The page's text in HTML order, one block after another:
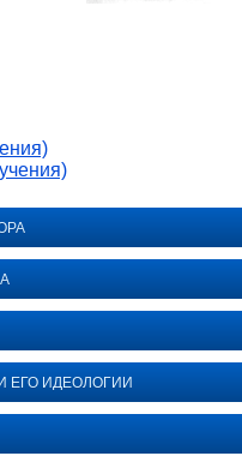
ЕГО ИДЕОЛОГИИ